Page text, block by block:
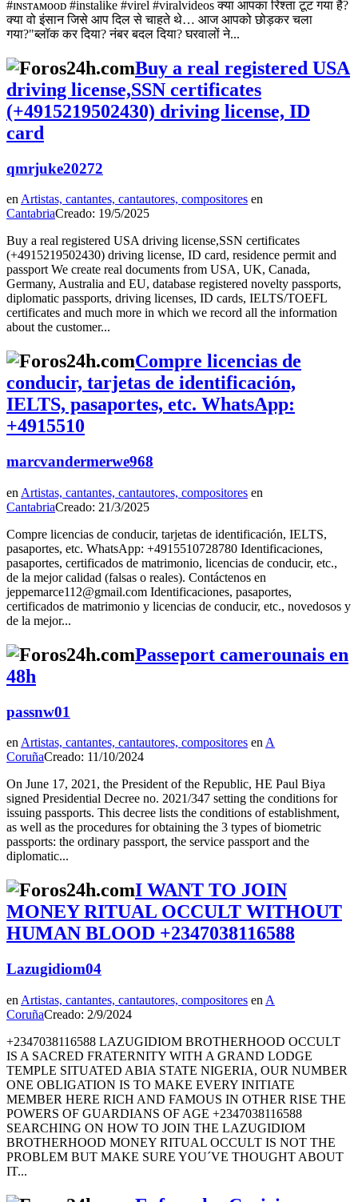
#ɪɴsᴛᴀᴍᴏᴏᴅ #instalike #virel #viralvideos क्या आपका रिश्ता टूट गया है?
क्या वो इंसान जिसे आप दिल से चाहते थे… आज आपको छोड़कर चला
गया?"ब्लॉक कर दिया? नंबर बदल दिया? घरवालों ने...
Buy a real registered USA
driving license,SSN certificates
(+4915219502430) driving license, ID
card
qmrjuke20272
en Artistas, cantantes, cantautores, compositores en
CantabriaCreado: 19/5/2025
Buy a real registered USA driving license,SSN certificates
(+4915219502430) driving license, ID card, residence permit and
passport We create real documents from USA, UK, Canada,
Germany, Australia and EU, database registered novelty passports,
diplomatic passports, driving licenses, ID cards, IELTS/TOEFL
certificates and much more in which we record all the information
about the customer...
Compre licencias de
conducir, tarjetas de identificación,
IELTS, pasaportes, etc. WhatsApp:
+4915510
marcvandermerwe968
en Artistas, cantantes, cantautores, compositores en
CantabriaCreado: 21/3/2025
Compre licencias de conducir, tarjetas de identificación, IELTS,
pasaportes, etc. WhatsApp: +4915510728780 Identificaciones,
pasaportes, certificados de matrimonio, licencias de conducir, etc.,
de la mejor calidad (falsas o reales). Contáctenos en
jeppemarce112@gmail.com Identificaciones, pasaportes,
certificados de matrimonio y licencias de conducir, etc., novedosos y
de la mejor...
Passeport camerounais en
48h
passnw01
en Artistas, cantantes, cantautores, compositores en A
CoruñaCreado: 11/10/2024
On June 17, 2021, the President of the Republic, HE Paul Biya
signed Presidential Decree no. 2021/347 setting the conditions for
issuing passports. This decree lists the conditions of establishment,
as well as the procedures for obtaining the 3 types of biometric
passports: the ordinary passport, the service passport and the
diplomatic...
I WANT TO JOIN
MONEY RITUAL OCCULT WITHOUT
HUMAN BLOOD +2347038116588
Lazugidiom04
en Artistas, cantantes, cantautores, compositores en A
CoruñaCreado: 2/9/2024
+2347038116588 LAZUGIDIOM BROTHERHOOD OCCULT
IS A SACRED FRATERNITY WITH A GRAND LODGE
TEMPLE SITUATED ABIA STATE NIGERIA, OUR NUMBER
ONE OBLIGATION IS TO MAKE EVERY INITIATE
MEMBER HERE RICH AND FAMOUS IN OTHER RISE THE
POWERS OF GUARDIANS OF AGE +2347038116588
SEARCHING ON HOW TO JOIN THE LAZUGIDIOM
BROTHERHOOD MONEY RITUAL OCCULT IS NOT THE
PROBLEM BUT MAKE SURE YOU´VE THOUGHT ABOUT
IT...